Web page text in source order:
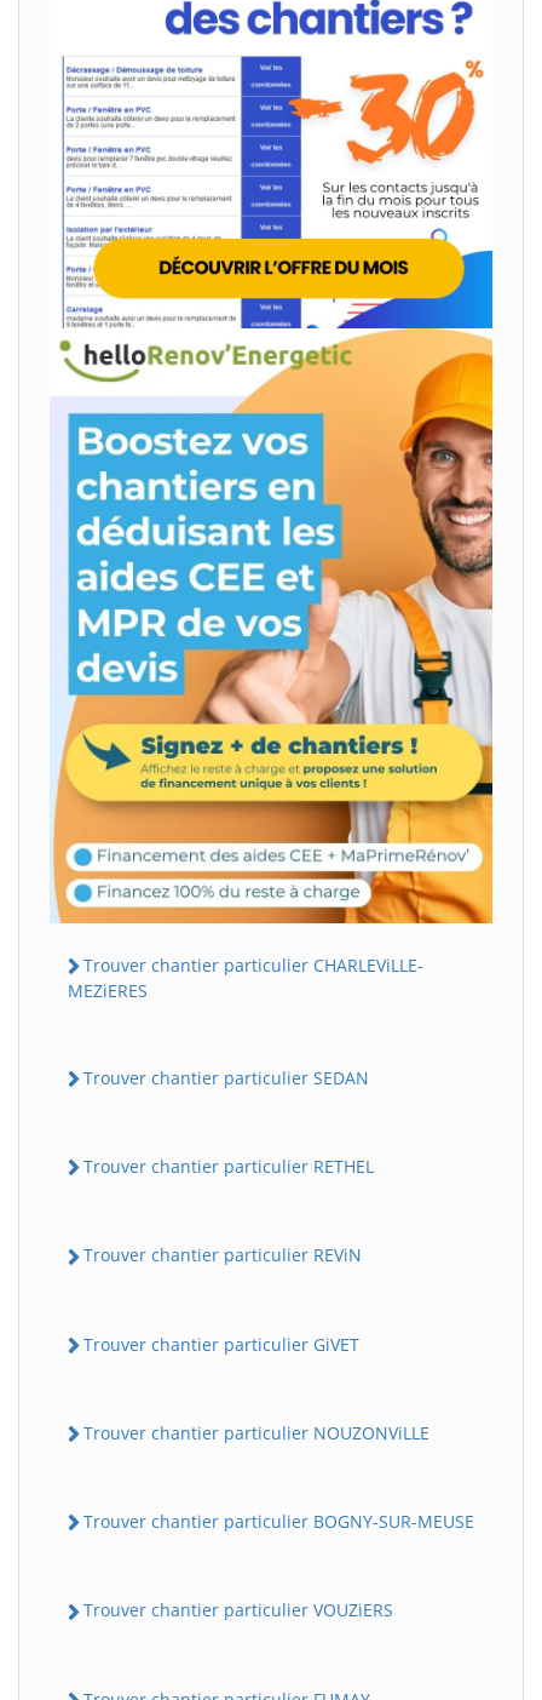
Trouver chantier particulier CHARLEViLLE-
MEZiERES
Trouver chantier particulier SEDAN
Trouver chantier particulier RETHEL
Trouver chantier particulier REViN
Trouver chantier particulier GiVET
Trouver chantier particulier NOUZONViLLE
Trouver chantier particulier BOGNY-SUR-MEUSE
Trouver chantier particulier VOUZiERS